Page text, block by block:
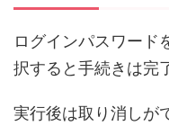
ログインパスワード
択すると手続きは完
実行後は取り消しが